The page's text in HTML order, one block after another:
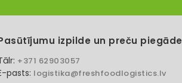
izpilde un preču piegāde
+371 62903057
pasts: logistika@freshfoodlogistics.lv